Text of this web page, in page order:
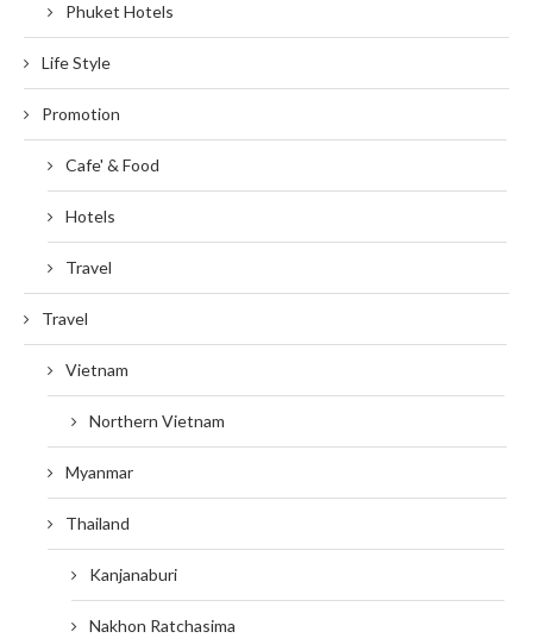
Phuket Hotels
Life Style
Promotion
Cafe' & Food
Hotels
Travel
Travel
Vietnam
Northern Vietnam
Myanmar
Thailand
Kanjanaburi
Nakhon Ratchasima